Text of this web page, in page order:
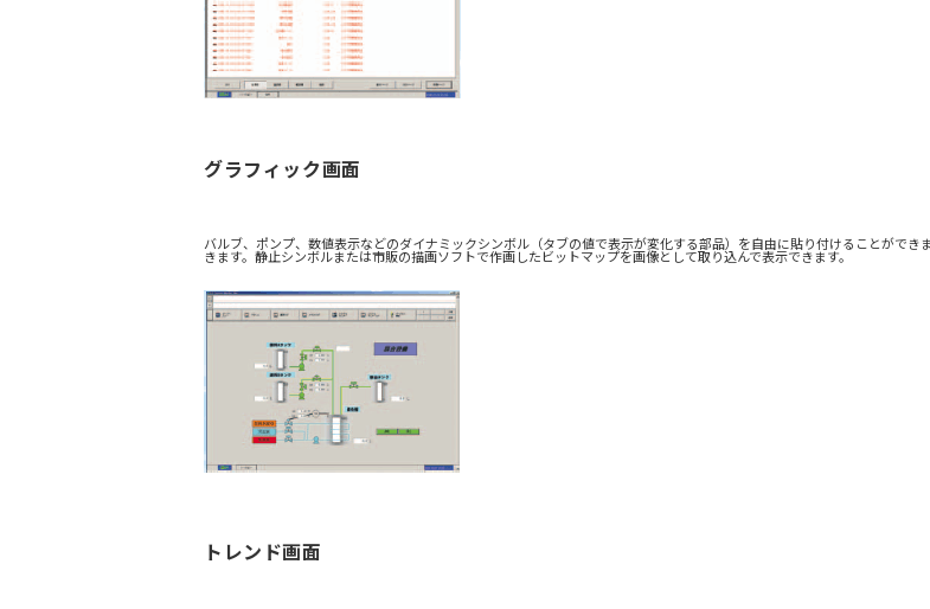
グラフィック画面
バルブ、ポンプ、数値表示などのダイナミックシンボル（タブの値で表示が変化する部品）を自由に貼り付けることがで
きます。静止シンボルまたは市販の描画ソフトで作画したビットマップを画像として取り込んで表示できます。
トレンド画面